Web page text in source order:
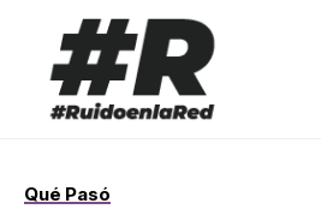
Qué Pasó